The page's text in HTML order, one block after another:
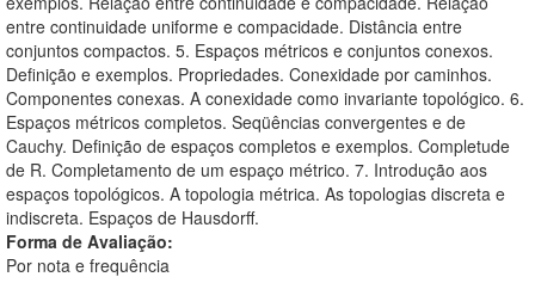
entre continuidade uniforme e compacidade. Distância entre
conjuntos compactos. 5. Espaços métricos e conjuntos conexos.
Definição e exemplos. Propriedades. Conexidade por caminhos.
Componentes conexas. A conexidade como invariante topológico. 6.
Espaços métricos completos. Seqüências convergentes e de
Cauchy. Definição de espaços completos e exemplos. Completude
de R. Completamento de um espaço métrico. 7. Introdução aos
espaços topológicos. A topologia métrica. As topologias discreta e
indiscreta. Espaços de Hausdorff.
Forma de Avaliação:
Por nota e frequência